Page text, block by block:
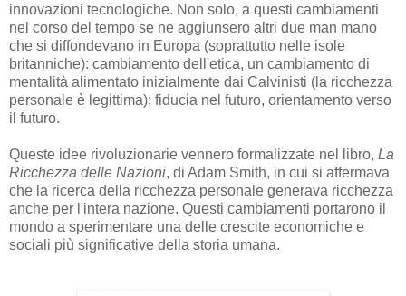
innovazioni tecnologiche. Non solo, a questi cambiamenti
nel corso del tempo se ne aggiunsero altri due man mano
che si diffondevano in Europa (soprattutto nelle isole
britanniche): cambiamento dell'etica, un cambiamento di
mentalità alimentato inizialmente dai Calvinisti (la ricchezza
personale è legittima); fiducia nel futuro, orientamento verso
il futuro.
Queste idee rivoluzionarie vennero formalizzate nel libro, La
Ricchezza delle Nazioni, di Adam Smith, in cui si affermava
che la ricerca della ricchezza personale generava ricchezza
anche per l'intera nazione. Questi cambiamenti portarono il
mondo a sperimentare una delle crescite economiche e
sociali più significative della storia umana.